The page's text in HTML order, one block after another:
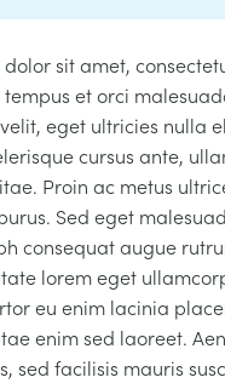
dolor sit amet,
et orci
eget ultricies nulla
cursus ante,
Proin ac metus
Sed eget
consequat augue
lorem eget
eu enim lacinia
enim sed laoreet.
sed facilisis mauris